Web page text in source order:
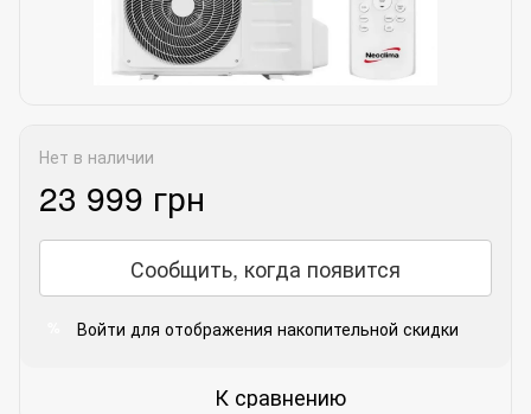
Нет в наличии
23 999 грн
Сообщить, когда появится
Войти для отображения накопительной скидки
К сравнению